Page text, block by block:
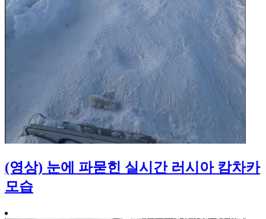
(영상) 눈에 파묻힌 실시간 러시아 캄차카
모습